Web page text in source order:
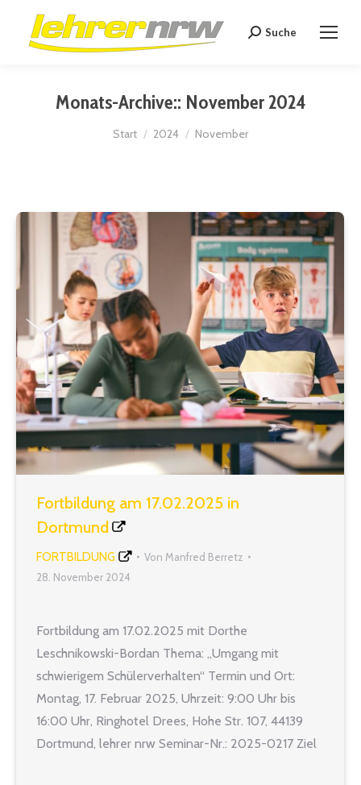
Search:
Suche
Monats-Archive:: November 2024
Sie befinden sich hier:
Start 2024 November
Fortbildung am 17.02.2025 in
Dortmund
FORTBILDUNG Von Manfred Berretz
28. November 2024
Fortbildung am 17.02.2025 mit Dorthe
Leschnikowski-Bordan Thema: „Umgang mit
schwierigem Schülerverhalten“ Termin und Ort:
Montag, 17. Februar 2025, Uhrzeit: 9:00 Uhr bis
16:00 Uhr, Ringhotel Drees, Hohe Str. 107, 44139
Dortmund, lehrer nrw Seminar-Nr.: 2025-0217 Ziel